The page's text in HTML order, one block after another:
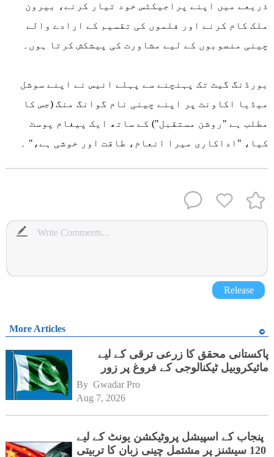
ذریعے میں اپنے پراجیکٹس خود تیار کرنے، بیرون
ملک کام کرنے اور فلموں کی تقسیم کے ارادے والے
چینی منصوبوں کے لیے مشاورت کی پیشکش کرتا ہوں۔
میڈیا اکاونٹ پر اپنے چینی نام گوانگ منگ (جس کا
مطلب ہے "روشن مستقبل") کے ساتھ ایک پیغام پوسٹ
کیا، "اداکاری میرا انعام، طاقت اور خوشی ہے،" ۔
Release
More Articles
پاکستانی محقق کا زرعی ترقی کے لیے
مائیکروبیل ٹیکنالوجی کے فروغ پر زور
By Gwadar Pro
Aug 7, 2026
پنجاب کے اسپیشل پروٹیکشن یونٹ کے لیے
120 سیشنز پر مشتمل چینی زبان کا تربیتی